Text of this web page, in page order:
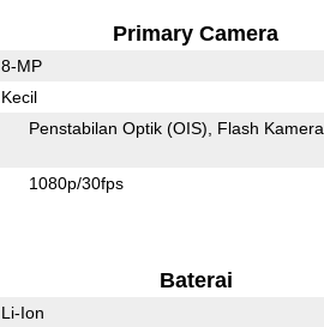
Primary Camera
8-MP
Kecil
Penstabilan Optik (OIS) Flash Kamera
1080p/30fps
Baterai
Li-Ion